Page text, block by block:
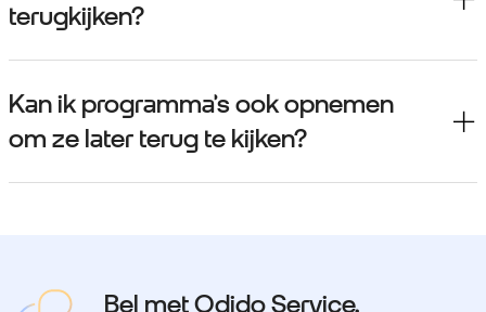
terugkijken?
Kan ik programma’s ook opnemen
om ze later terug te kijken?
Bel met Odido Service.